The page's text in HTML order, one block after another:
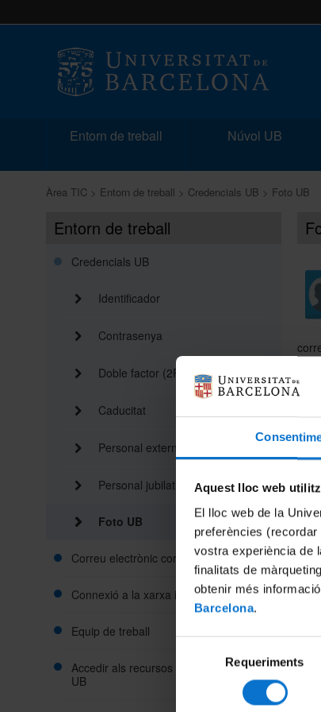
Aquest lloc web
El lloc web de la
preferències
vostra experiència de
finalitats de
obtenir més
Barcelona.
consentiment
Requeriments
Entorn de treball Núvol UB
Àrea TIC Entorn de treball Credencials UB Foto UB
Entorn de treball
Credencials UB
Identificador
Contrasenya
Doble factor (2FA)
Caducitat
Personal extern
Personal jubilat
Foto UB
Correu electrònic corporatiu
Connexió a la xarxa informàtica
Equip de treball
Accedir als recursos des de fora de la
UB